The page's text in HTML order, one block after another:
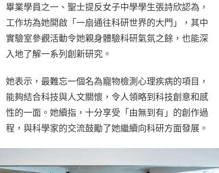
畢業學員之一、聖士提反女子中學學生張詩欣認為，
工作坊為她開啟「一扇通往科研世界的大門」，其中
實驗室參觀活動令她親身體驗科研氣氛之餘，也能深
入地了解一系列創新研究。
她表示，最難忘一個名為寵物檢測心理疾病的項目，
能夠結合科技與人文關懷，令人領略到科技創意和感
性的一面。她續指，十分享受「由無到有」的創作過
程，與科學家的交流鼓勵了她繼續向科研方面發展。